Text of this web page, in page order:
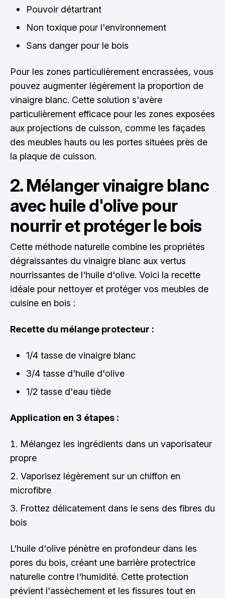
Pouvoir détartrant
Non toxique pour l'environnement
Sans danger pour le bois
Pour les zones particulièrement encrassées, vous
pouvez augmenter légèrement la proportion de
vinaigre blanc. Cette solution s'avère
particulièrement efficace pour les zones exposées
aux projections de cuisson, comme les façades
des meubles hauts ou les portes situées près de
la plaque de cuisson.
2. Mélanger vinaigre blanc
avec huile d'olive pour
nourrir et protéger le bois
Cette méthode naturelle combine les propriétés
dégraissantes du vinaigre blanc aux vertus
nourrissantes de l'huile d'olive. Voici la recette
idéale pour nettoyer et protéger vos meubles de
cuisine en bois :
Recette du mélange protecteur :
1/4 tasse de vinaigre blanc
3/4 tasse d'huile d'olive
1/2 tasse d'eau tiède
Application en 3 étapes :
Mélangez les ingrédients dans un vaporisateur
propre
Vaporisez légèrement sur un chiffon en
microfibre
Frottez délicatement dans le sens des fibres du
bois
L'huile d'olive pénètre en profondeur dans les
pores du bois, créant une barrière protectrice
naturelle contre l'humidité. Cette protection
prévient l'assèchement et les fissures tout en